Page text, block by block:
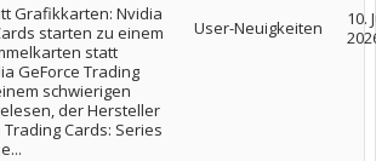
Grafikkarten: Nvidia
starten zu einem
statt
GeForce Trading
schwierigen
der Hersteller
Cards: Series
User-Neuigkeiten
10.